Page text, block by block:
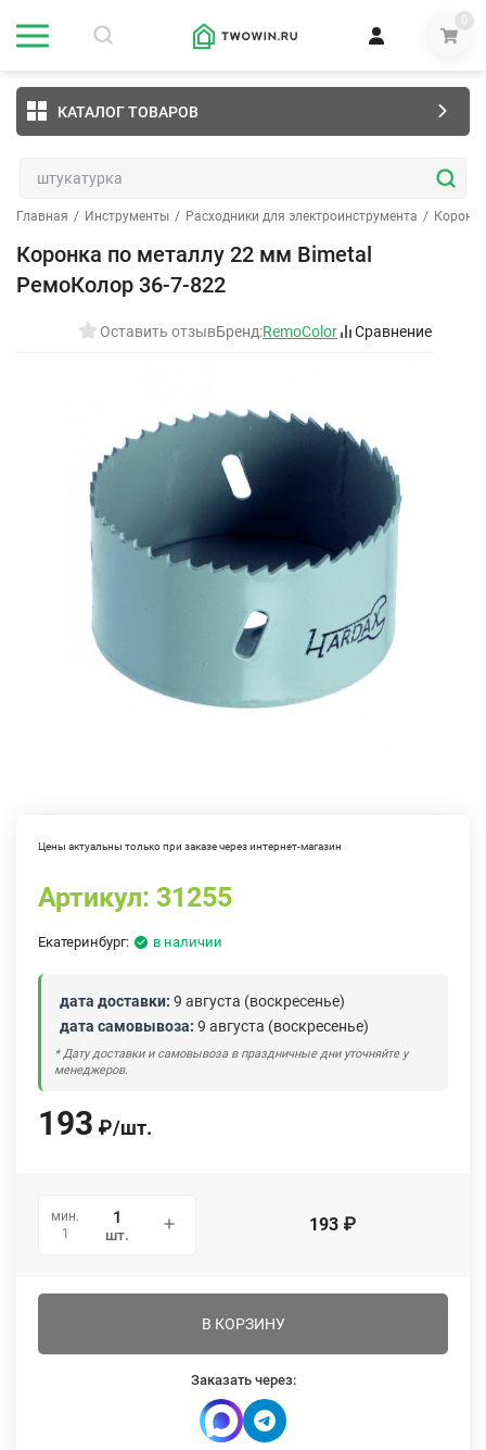
0
КАТАЛОГ ТОВАРОВ
Главная / Инструменты / Расходники для электроинструмента / Коронки
Коронка по металлу 22 мм Bimetal
РемоКолор 36-7-822
Оставить отзывБренд:RemoColor Сравнение
Цены актуальны только при заказе через интернет-магазин
Артикул: 31255
Екатеринбург: в наличии
дата доставки: 9 августа (воскресенье)
дата самовывоза: 9 августа (воскресенье)
* Дату доставки и самовывоза в праздничные дни уточняйте у
менеджеров.
193 ₽/шт.
мин.
1
шт. 193 ₽
В КОРЗИНУ
Заказать через: